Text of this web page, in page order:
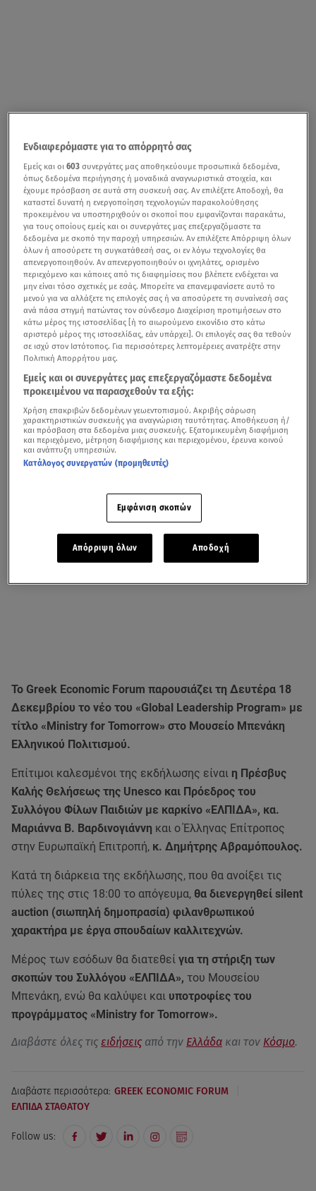
Το Greek Economic Forum παρουσιάζει τη Δευτέρα 18
Δεκεμβρίου το νέο του «Global Leadership Program» με
τίτλο «Ministry for Tomorrow» στο Μουσείο Μπενάκη
Ελληνικού Πολιτισμού.
Επίτιμοι καλεσμένοι της εκδήλωσης είναι η Πρέσβυς
Καλής Θελήσεως της Unesco και Πρόεδρος του
Συλλόγου Φίλων Παιδιών με καρκίνο «ΕΛΠΙΔΑ», κα.
Μαριάννα Β. Βαρδινογιάννη και ο Έλληνας Επίτροπος
στην Ευρωπαϊκή Επιτροπή, κ. Δημήτρης Αβραμόπουλος.
Κατά τη διάρκεια της εκδήλωσης, που θα ανοίξει τις
πύλες της στις 18:00 το απόγευμα, θα διενεργηθεί silent
auction (σιωπηλή δημοπρασία) φιλανθρωπικού
χαρακτήρα με έργα σπουδαίων καλλιτεχνών.
Μέρος των εσόδων θα διατεθεί για τη στήριξη των
σκοπών του Συλλόγου «ΕΛΠΙΔΑ», του Μουσείου
Μπενάκη, ενώ θα καλύψει και υποτροφίες του
προγράμματος «Ministry for Tomorrow».
Διαβάστε όλες τις ειδήσεις από την Ελλάδα και τον Κόσμο.
Διαβάστε περισσότερα: GREEK ECONOMIC FORUM
ΕΛΠΙΔΑ ΣΤΑΘΑΤΟΥ
Follow us:
Ενδιαφερόμαστε για το απόρρητό σας
Εμείς και οι603 συνεργάτες μας αποθηκεύουμε προσωπικά δεδομένα,
όπως δεδομένα περιήγησης ή μοναδικά αναγνωριστικά στοιχεία, και
έχουμε πρόσβαση σε αυτά στη συσκευή σας. Αν επιλέξετε Αποδοχή, θα
καταστεί δυνατή η ενεργοποίηση τεχνολογιών παρακολούθησης
προκειμένου να υποστηριχθούν οι σκοποί που εμφανίζονται παρακάτω,
για τους οποίους εμείς και οι συνεργάτες μας επεξεργαζόμαστε τα
δεδομένα με σκοπό την παροχή υπηρεσιών. Αν επιλέξετε Απόρριψη όλων
όλων ή αποσύρετε τη συγκατάθεσή σας, οι εν λόγω τεχνολογίες θα
απενεργοποιηθούν. Αν απενεργοποιηθούν οι ιχνηλάτες, ορισμένο
περιεχόμενο και κάποιες από τις διαφημίσεις που βλέπετε ενδέχεται να
μην είναι τόσο σχετικές με εσάς. Μπορείτε να επανεμφανίσετε αυτό το
μενού για να αλλάξετε τις επιλογές σας ή να αποσύρετε τη συναίνεσή σας
ανά πάσα στιγμή πατώντας τον σύνδεσμο Διαχείριση προτιμήσεων στο
κάτω μέρος της ιστοσελίδας [ή το αιωρούμενο εικονίδιο στο κάτω
αριστερό μέρος της ιστοσελίδας, εάν υπάρχει]. Οι επιλογές σας θα τεθούν
σε ισχύ στον Ιστότοπος. Για περισσότερες λεπτομέρειες ανατρέξτε στην
Πολιτική Απορρήτου μας.
Εμείς και οι συνεργάτες μας επεξεργαζόμαστε δεδομένα
προκειμένου να παρασχεθούν τα εξής:
Χρήση επακριβών δεδομένων γεωεντοπισμού. Ακριβής σάρωση
χαρακτηριστικών συσκευής για αναγνώριση ταυτότητας. Αποθήκευση ή/
και πρόσβαση στα δεδομένα μιας συσκευής. Εξατομικευμένη διαφήμιση
και περιεχόμενο, μέτρηση διαφήμισης και περιεχομένου, έρευνα κοινού
και ανάπτυξη υπηρεσιών.
Κατάλογος συνεργατών (προμηθευτές)
Εμφάνιση σκοπών
Απόρριψη όλων Αποδοχή